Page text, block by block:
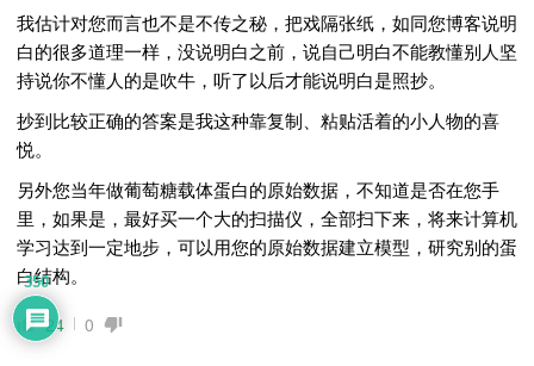
我估计对您而言也不是不传之秘，把戏隔张纸，如同您博客说明
白的很多道理一样，没说明白之前，说自己明白不能教懂别人坚
持说你不懂人的是吹牛，听了以后才能说明白是照抄。
抄到比较正确的答案是我这种靠复制、粘贴活着的小人物的喜
悦。
另外您当年做葡萄糖载体蛋白的原始数据，不知道是否在您手
里，如果是，最好买一个大的扫描仪，全部扫下来，将来计算机
学习达到一定地步，可以用您的原始数据建立模型，研究别的蛋
白结构。
24 0
350